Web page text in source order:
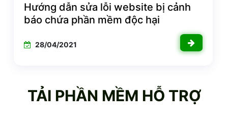
Hướng dẫn sửa lỗi website bị cảnh
báo chứa phần mềm độc hại
28/04/2021
TẢI PHẦN MỀM HỖ TRỢ